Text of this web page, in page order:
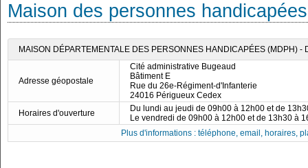
Maison des personnes
MAISON DÉPARTEMENTALE DES PERSONNES HANDICAPÉES (MDPH) -
Adresse géopostale
Cité administrative Bugeaud
Bâtiment E
Rue du 26e-Régiment-d'Infanterie
24016 Périgueux Cedex
Horaires d'ouverture
Du lundi au jeudi de 09h00 à 12h00 et de
Le vendredi de 09h00 à 12h00 et de 13h30 à
Plus d'informations : téléphone, email, horaires,